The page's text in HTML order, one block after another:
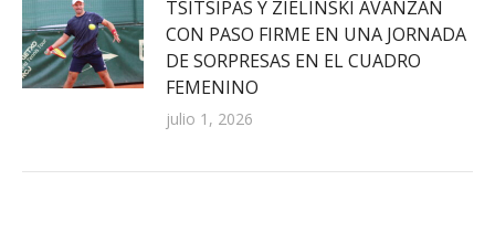
TSITSIPAS Y ZIELINSKI AVANZAN
CON PASO FIRME EN UNA JORNADA
DE SORPRESAS EN EL CUADRO
FEMENINO
julio 1, 2026